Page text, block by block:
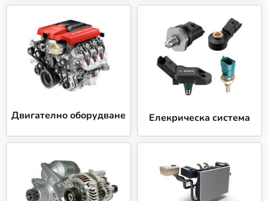
Отлично обслужване: Екипът на КарАуто.БГ е
винаги готов да ви помогне с професионален
съвет, за да направите най-добрия избор за
вашия автомобил.
Доверете се на КарАуто.БГ за качествени авточасти,
които осигуряват безопасност и сигурност при всяко
Двигателно оборудване
Елекрическа система